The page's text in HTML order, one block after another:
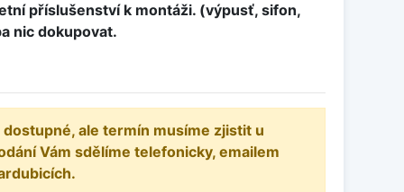
příslušenství k montáži. (výpusť, sifon,
nic dokupovat.
ale termín musíme zjistit u
Vám sdělíme telefonicky, emailem